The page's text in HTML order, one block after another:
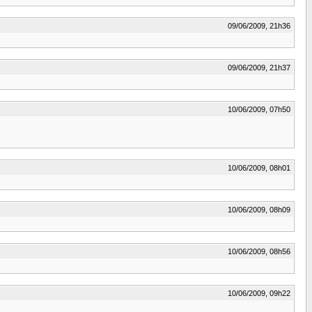
09/06/2009, 21h36
09/06/2009, 21h37
10/06/2009, 07h50
10/06/2009, 08h01
10/06/2009, 08h09
10/06/2009, 08h56
10/06/2009, 09h22